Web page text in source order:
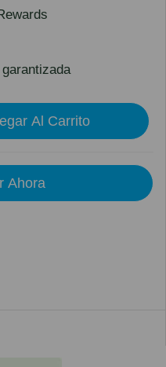
Al Carrito
Ahora